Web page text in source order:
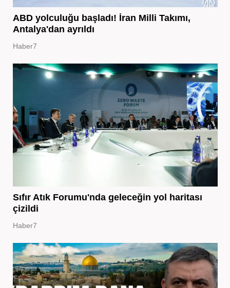
ABD yolculuğu başladı! İran Milli Takımı,
Antalya'dan ayrıldı
Haber7
Sıfır Atık Forumu'nda geleceğin yol haritası
çizildi
Haber7